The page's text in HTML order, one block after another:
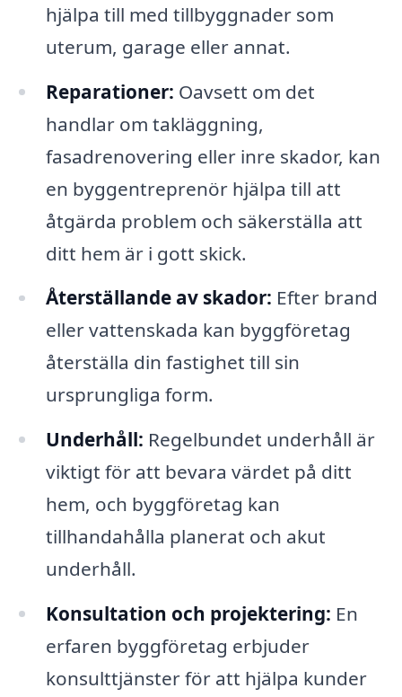
hjälpa till med tillbyggnader som
uterum, garage eller annat.
Reparationer: Oavsett om det
handlar om takläggning,
fasadrenovering eller inre skador, kan
en byggentreprenör hjälpa till att
åtgärda problem och säkerställa att
ditt hem är i gott skick.
Återställande av skador: Efter brand
eller vattenskada kan byggföretag
återställa din fastighet till sin
ursprungliga form.
Underhåll: Regelbundet underhåll är
viktigt för att bevara värdet på ditt
hem, och byggföretag kan
tillhandahålla planerat och akut
underhåll.
Konsultation och projektering: En
erfaren byggföretag erbjuder
konsulttjänster för att hjälpa kunder